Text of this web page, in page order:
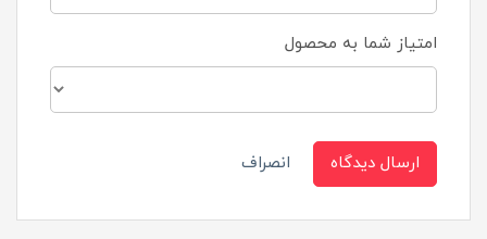
امتیاز شما به محصول
ارسال دیدگاه انصراف